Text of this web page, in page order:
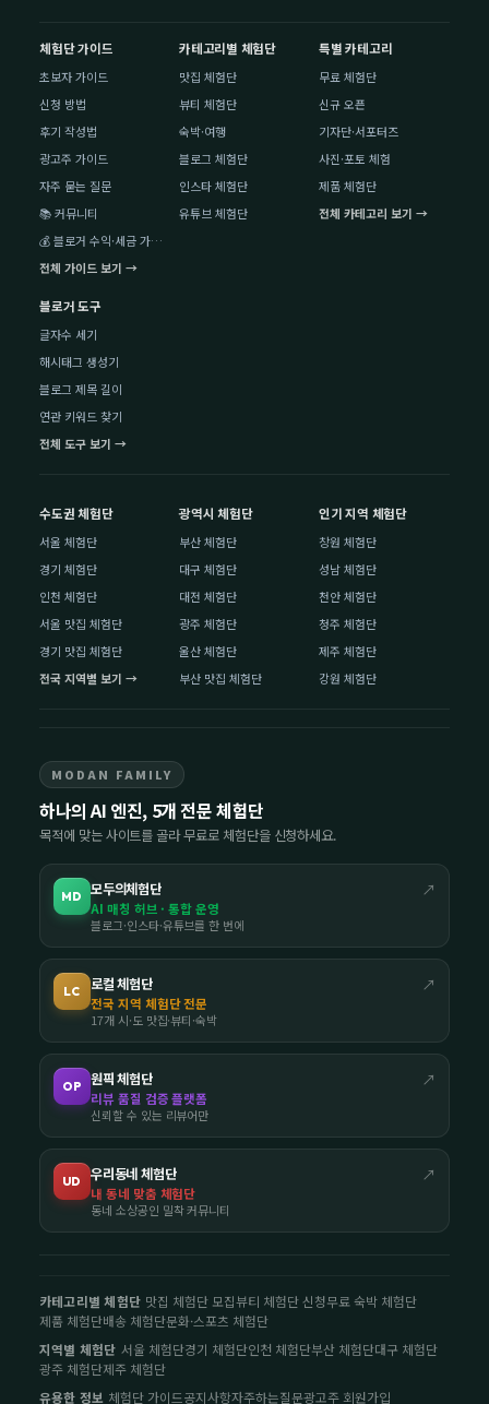
체험단 가이드
초보자 가이드
신청 방법
후기 작성법
광고주 가이드
자주 묻는 질문
📚 커뮤니티
💰 블로거 수익·세금 가이드
전체 가이드 보기 →
카테고리별 체험단
맛집 체험단
뷰티 체험단
숙박·여행
블로그 체험단
인스타 체험단
유튜브 체험단
특별 카테고리
무료 체험단
신규 오픈
기자단·서포터즈
사진·포토 체험
제품 체험단
전체 카테고리 보기 →
블로거 도구
글자수 세기
해시태그 생성기
블로그 제목 길이
연관 키워드 찾기
전체 도구 보기 →
수도권 체험단
서울 체험단
경기 체험단
인천 체험단
서울 맛집 체험단
경기 맛집 체험단
전국 지역별 보기 →
광역시 체험단
부산 체험단
대구 체험단
대전 체험단
광주 체험단
울산 체험단
부산 맛집 체험단
인기 지역 체험단
창원 체험단
성남 체험단
천안 체험단
청주 체험단
제주 체험단
강원 체험단
MODAN FAMILY
하나의 AI 엔진, 5개 전문 체험단
목적에 맞는 사이트를 골라 무료로 체험단을 신청하세요.
MD 모두의체험단 ↗
AI 매칭 허브 · 통합 운영
블로그·인스타·유튜브를 한 번에
LC 로컬 체험단 ↗
전국 지역 체험단 전문
17개 시·도 맛집·뷰티·숙박
OP 원픽 체험단 ↗
리뷰 품질 검증 플랫폼
신뢰할 수 있는 리뷰어만
UD 우리동네 체험단 ↗
내 동네 맞춤 체험단
동네 소상공인 밀착 커뮤니티
카테고리별 체험단 맛집 체험단 모집뷰티 체험단 신청무료 숙박 체험단
제품 체험단배송 체험단문화·스포츠 체험단
지역별 체험단 서울 체험단경기 체험단인천 체험단부산 체험단대구 체험단
광주 체험단제주 체험단
유용한 정보 체험단 가이드공지사항자주하는질문광고주 회원가입